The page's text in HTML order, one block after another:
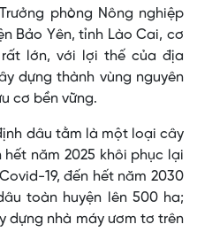
phòng Nông nghiệp
Bảo Yên, tỉnh Lào Cai, cơ
lớn, với lợi thế của địa
dựng thành vùng nguyên
cơ bền vững.
dâu tằm là một loại cây
năm 2025 khôi phục lại
19, đến hết năm 2030
toàn huyện lên 500 ha;
dựng nhà máy ươm tơ trên